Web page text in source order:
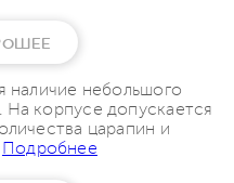
наличие небольшого
На корпусе допускается
царапин и
Подробнее